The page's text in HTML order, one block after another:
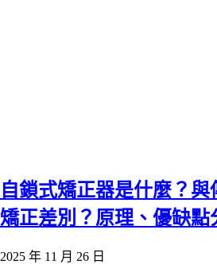
自鎖式矯正器是什麼？
矯正差別？原理、優缺點
2025 年 11 月 26 日